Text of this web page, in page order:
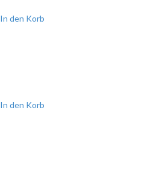
In den Korb
In den Korb